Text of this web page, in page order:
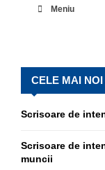
Meniu
CELE MAI
Scrisoare de
Scrisoare de
muncii